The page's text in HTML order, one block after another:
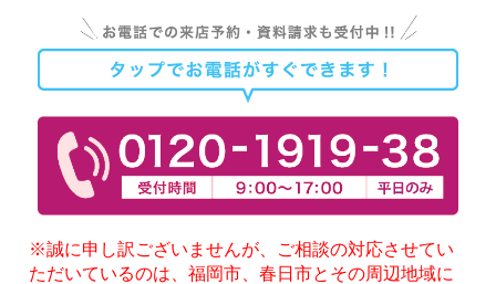
※誠に申し訳ございませんが、ご相談の対応させてい
ただいているのは、福岡市、春日市とその周辺地域に